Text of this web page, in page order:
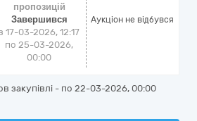
пропозицій
Завершився
17-03-2026, 12:17
по 25-03-2026,
00:00
Аукціон не відбувся
закупівлі - по 22-03-2026, 00:00